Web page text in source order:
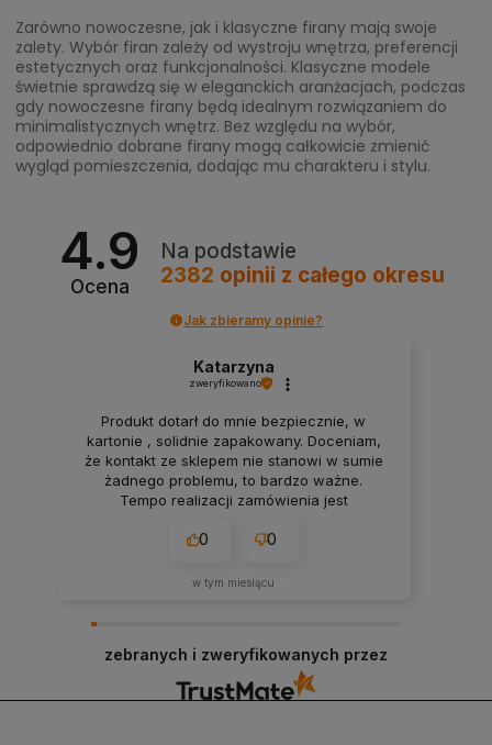
Zarówno nowoczesne, jak i klasyczne firany mają swoje
zalety. Wybór firan zależy od wystroju wnętrza, preferencji
estetycznych oraz funkcjonalności. Klasyczne modele
świetnie sprawdzą się w eleganckich aranżacjach, podczas
gdy nowoczesne firany będą idealnym rozwiązaniem do
minimalistycznych wnętrz. Bez względu na wybór,
odpowiednio dobrane firany mogą całkowicie zmienić
wygląd pomieszczenia, dodając mu charakteru i stylu.
4.9
Ocena
Na podstawie
2382 opinii z całego okresu
Jak zbieramy opinie?
Katarzyna
zweryfikowano
Produkt dotarł do mnie bezpiecznie, w
kartonie , solidnie zapakowany. Doceniam,
że kontakt ze sklepem nie stanowi w sumie
żadnego problemu, to bardzo ważne.
Tempo realizacji zamówienia jest
przesyłka dojdzie do mnie tak szybko.
0 0
w tym miesiącu
zebranych i zweryfikowanych przez